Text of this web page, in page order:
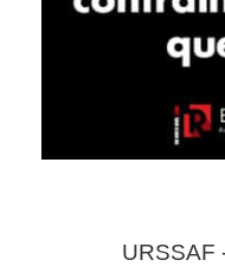
URSSAF